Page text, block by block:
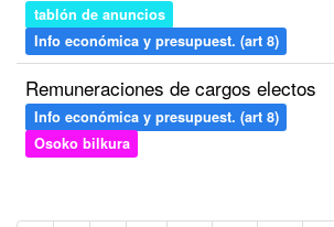
tablón de anuncios
Info económica y presupuest. (art 8)
Remuneraciones de cargos electos
Info económica y presupuest. (art 8)
Osoko bilkura